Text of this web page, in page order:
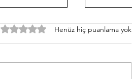
5 üzerinden 0 yıldızHenüz hiç puanlama yok